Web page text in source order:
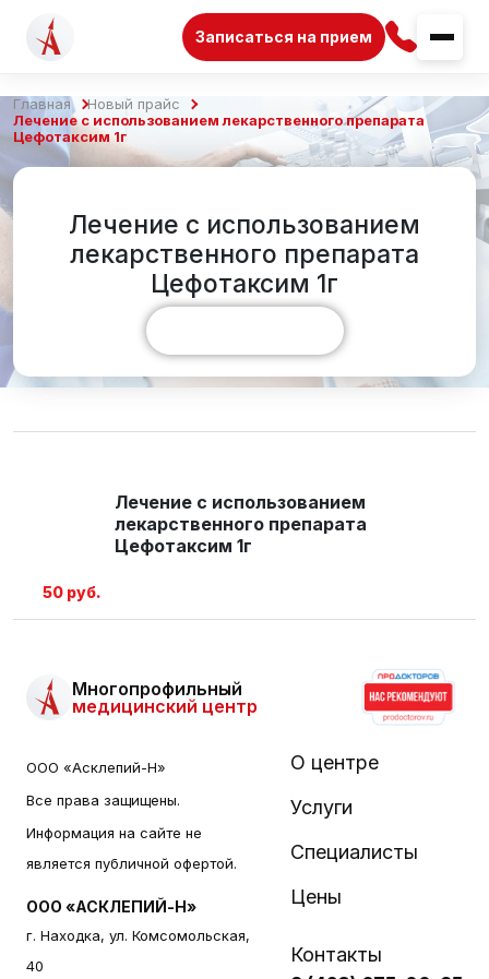
Записаться на прием
Главная
Новый прайс
Лечение с использованием лекарственного препарата
Цефотаксим 1г
Лечение с использованием
лекарственного препарата
Цефотаксим 1г
Лечение с использованием
лекарственного препарата
Цефотаксим 1г
50 руб.
Многопрофильный
медицинский центр
ООО «Асклепий-Н»
Все права защищены.
Информация на сайте не
является публичной офертой.
ООО «АСКЛЕПИЙ-Н»
г. Находка, ул. Комсомольская,
40
О центре
Услуги
Специалисты
Цены
Контакты